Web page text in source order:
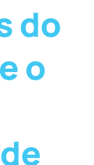
do
o